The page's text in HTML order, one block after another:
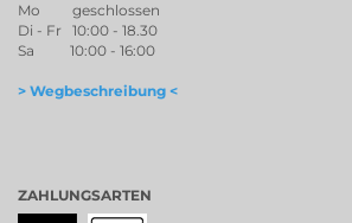
Mo geschlossen
Di - Fr 10:00 - 18.30
Sa 10:00 - 16:00
> Wegbeschreibung <
ZAHLUNGSARTEN